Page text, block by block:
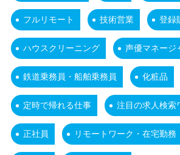
フルリモート 技術営業 登録
ハウスクリーニング 声優マネージ
鉄道乗務員・船舶乗務員 化粧品
定時で帰れる仕事 注目の求人検索
正社員 リモートワーク・在宅勤務